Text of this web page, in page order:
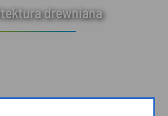
drewniana